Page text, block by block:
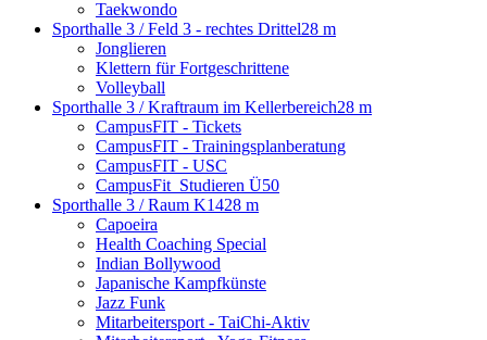
Taekwondo
Sporthalle 3 / Feld 3 - rechtes Drittel28 m
Jonglieren
Klettern für Fortgeschrittene
Volleyball
Sporthalle 3 / Kraftraum im Kellerbereich28 m
CampusFIT - Tickets
CampusFIT - Trainingsplanberatung
CampusFIT - USC
CampusFit_Studieren Ü50
Sporthalle 3 / Raum K1428 m
Capoeira
Health Coaching Special
Indian Bollywood
Japanische Kampfkünste
Jazz Funk
Mitarbeitersport - TaiChi-Aktiv